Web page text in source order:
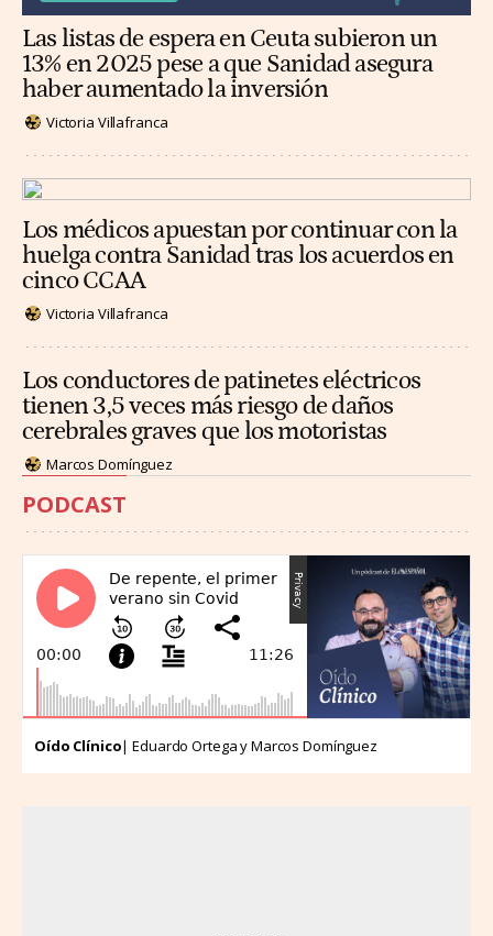
Las listas de espera en Ceuta subieron un
13% en 2025 pese a que Sanidad asegura
haber aumentado la inversión
Victoria Villafranca
Los médicos apuestan por continuar con la
huelga contra Sanidad tras los acuerdos en
cinco CCAA
Victoria Villafranca
Los conductores de patinetes eléctricos
tienen 3,5 veces más riesgo de daños
cerebrales graves que los motoristas
Marcos Domínguez
PODCAST
Oído Clínico| Eduardo Ortega y Marcos Domínguez